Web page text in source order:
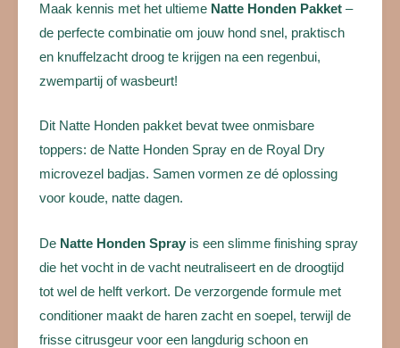
Maak kennis met het ultieme Natte Honden Pakket –
de perfecte combinatie om jouw hond snel, praktisch
en knuffelzacht droog te krijgen na een regenbui,
zwempartij of wasbeurt!
Dit Natte Honden pakket bevat twee onmisbare
toppers: de Natte Honden Spray en de Royal Dry
microvezel badjas. Samen vormen ze dé oplossing
voor koude, natte dagen.
De Natte Honden Spray is een slimme finishing spray
die het vocht in de vacht neutraliseert en de droogtijd
tot wel de helft verkort. De verzorgende formule met
conditioner maakt de haren zacht en soepel, terwijl de
frisse citrusgeur voor een langdurig schoon en